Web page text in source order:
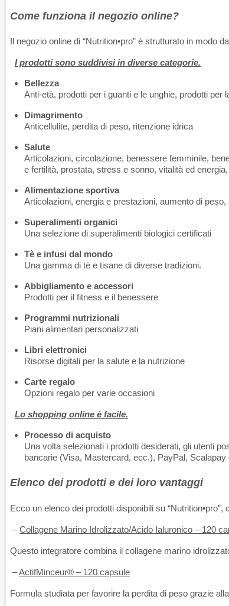
Come funziona il negozio online?
Il negozio online di “Nutrition•pro” è strutturato in modo
I prodotti sono suddivisi in diverse categorie.
Bellezza
Anti-età, prodotti per i guanti e le unghie, prodotti per
Dimagrimento
Anticellulite, perdita di peso, ritenzione idrica
Salute
Articolazioni, circolazione, benessere femminile,
e fertilità, prostata, stress e sonno, vitalità ed
Alimentazione sportiva
Articolazioni, energia e prestazioni, aumento di
Superalimenti organici
Una selezione di superalimenti biologici certificati
Tè e infusi dal mondo
Una gamma di tè e tisane di diverse tradizioni.
Abbigliamento e accessori
Prodotti per il fitness e il benessere
Programmi nutrizionali
Piani alimentari personalizzati
Libri elettronici
Risorse digitali per la salute e la nutrizione
Carte regalo
Opzioni regalo per varie occasioni
Lo shopping online è facile.
Processo di acquisto
Una volta selezionati i prodotti desiderati, gli utenti
bancarie (Visa, Mastercard, ecc.), PayPal, Scalapay
Elenco dei prodotti e dei loro vantaggi
Ecco un elenco dei prodotti disponibili su
–Collagene Marino Idrolizzato/Acido Ialuronico – 120
Questo integratore combina il collagene marino
–ActifMinceur® – 120 capsule
Formula studiata per favorire la perdita di peso grazie